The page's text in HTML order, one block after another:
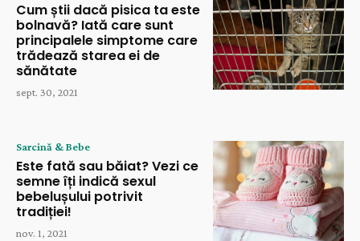
Cum știi dacă pisica ta este
bolnavă? Iată care sunt
principalele simptome care
trădează starea ei de
sănătate
sept. 30, 2021
Sarcină & Bebe
Este fată sau băiat? Vezi ce
semne îți indică sexul
bebelușului potrivit
tradiției!
nov. 1, 2021